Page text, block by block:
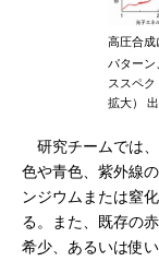
高圧合成
パターン
ススペ
拡大）
研究チームでは
色や青色、紫外線
ンジウムまたは窒
る。また、既存の
希少、あるいは使